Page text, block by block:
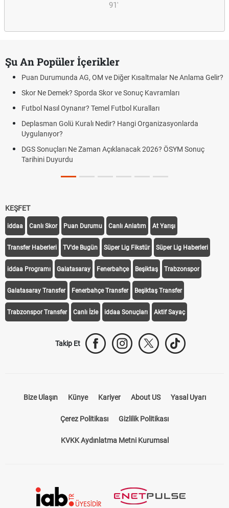
91'
Şu An Popüler İçerikler
Puan Durumunda AG, OM ve Diğer Kısaltmalar Ne Anlama Gelir?
Skor Ne Demek? Sporda Skor ve Sonuç Kavramları
Futbol Nasıl Oynanır? Temel Futbol Kuralları
Deplasman Golü Kuralı Nedir? Hangi Organizasyonlarda
Uygulanıyor?
DGS Sonuçları Ne Zaman Açıklanacak 2026? ÖSYM Sonuç
Tarihini Duyurdu
KEŞFET
iddaa Canlı Skor Puan Durumu Canlı Anlatım At Yarışı
Transfer Haberleri TV'de Bugün Süper Lig Fikstür Süper Lig Haberleri
iddaa Programı Galatasaray Fenerbahçe Beşiktaş Trabzonspor
Galatasaray Transfer Fenerbahçe Transfer Beşiktaş Transfer
Trabzonspor Transfer Canlı İzle iddaa Sonuçları Aktif Sayaç